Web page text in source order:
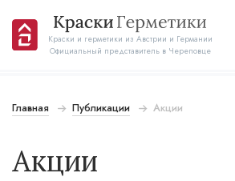
Краски и герметики из Австрии и Германии
Официальный представитель в Череповце
Главная Публикации Акции
Акции